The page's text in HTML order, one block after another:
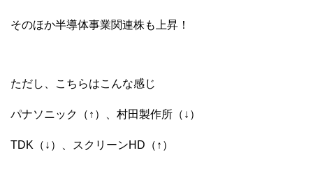
そのほか半導体事業関連株も上昇！
ただし、こちらはこんな感じ
パナソニック（↑）、村田製作所（↓）
TDK（↓）、スクリーンHD（↑）